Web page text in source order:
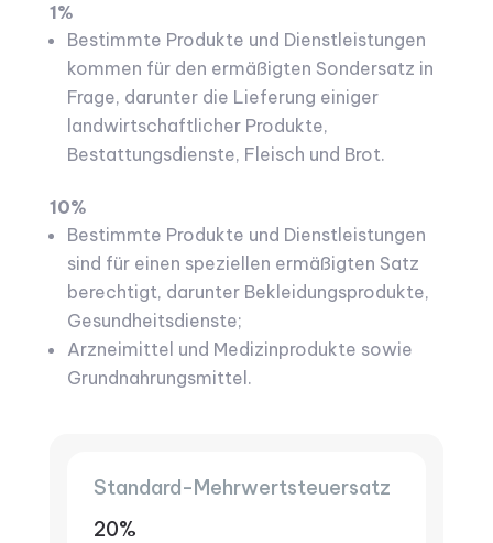
1%
Bestimmte Produkte und Dienstleistungen
kommen für den ermäßigten Sondersatz in
Frage, darunter die Lieferung einiger
landwirtschaftlicher Produkte,
Bestattungsdienste, Fleisch und Brot.
10%
Bestimmte Produkte und Dienstleistungen
sind für einen speziellen ermäßigten Satz
berechtigt, darunter Bekleidungsprodukte,
Gesundheitsdienste;
Arzneimittel und Medizinprodukte sowie
Grundnahrungsmittel.
Standard-Mehrwertsteuersatz
20%